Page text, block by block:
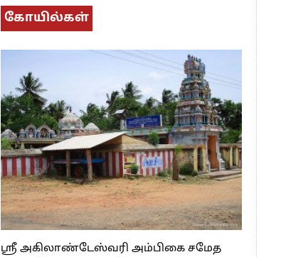
கோயில்கள்
ஸ்ரீ அகிலாண்டேஸ்வரி அம்பிகை சமேத